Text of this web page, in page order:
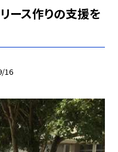
ース作りの支援を
16